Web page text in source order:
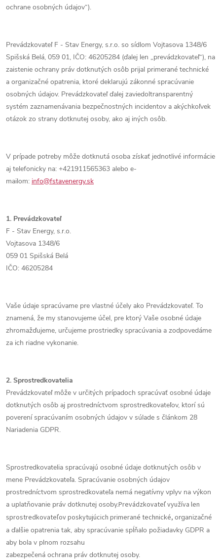
ochrane osobných údajov“).
Prevádzkovateľ F - Stav Energy, s.r.o. so sídlom Vojtasova 1348/6
Spišská Belá, 059 01, IČO: 46205284 (ďalej len „prevádzkovateľ“), na
zaistenie ochrany práv dotknutých osôb prijal primerané technické
a organizačné opatrenia, ktoré deklarujú zákonné spracúvanie
osobných údajov. Prevádzkovateľ ďalej zaviedoltransparentný
systém zaznamenávania bezpečnostných incidentov a akýchkoľvek
otázok zo strany dotknutej osoby, ako aj iných osôb.
V prípade potreby môže dotknutá osoba získať jednotlivé informácie
aj telefonicky na: +421911565363 alebo e-
mailom: info@fstavenergy.sk
1. Prevádzkovateľ
F - Stav Energy, s.r.o.
Vojtasova 1348/6
059 01 Spišská Belá
IČO: 46205284
Vaše údaje spracúvame pre vlastné účely ako Prevádzkovateľ. To
znamená, že my stanovujeme účel, pre ktorý Vaše osobné údaje
zhromažďujeme, určujeme prostriedky spracúvania a zodpovedáme
za ich riadne vykonanie.
2. Sprostredkovatelia
Prevádzkovateľ môže v určitých prípadoch spracúvať osobné údaje
dotknutých osôb aj prostredníctvom sprostredkovateľov, ktorí sú
poverení spracúvaním osobných údajov v súlade s článkom 28
Nariadenia GDPR.
Sprostredkovatelia spracúvajú osobné údaje dotknutých osôb v
mene Prevádzkovateľa. Spracúvanie osobných údajov
prostredníctvom sprostredkovateľa nemá negatívny vplyv na výkon
a uplatňovanie práv dotknutej osoby.Prevádzkovateľ využíva len
sprostredkovateľov poskytujúcich primerané technické, organizačné
a ďalšie opatrenia tak, aby spracúvanie spĺňalo požiadavky GDPR a
aby bola v plnom rozsahu
zabezpečená ochrana práv dotknutej osoby.